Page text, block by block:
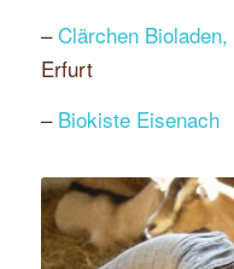
–Clärchen Bioladen,
Erfurt
– Biokiste Eisenach